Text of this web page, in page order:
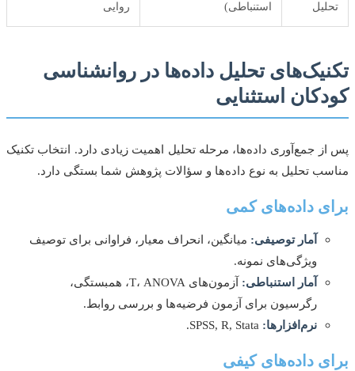
استنباطی)
روایی
تحلیل داده‌ها در روانشناسی
استثنایی
جمع‌آوری داده‌ها، مرحله تحلیل اهمیت زیادی دارد. انتخاب تکنیک
تحلیل به نوع داده‌ها و سؤالات پژوهش شما بستگی دارد.
داده‌های کمی
آمار توصیفی:میانگین، انحراف معیار، فراوانی برای توصیف
ویژگی‌های نمونه.
آمار استنباطی:
آزمون‌های T، ANOVA، همبستگی،
رگرسیون برای آزمون فرضیه‌ها و بررسی روابط.
نرم‌افزارها:
داده‌های کیفی